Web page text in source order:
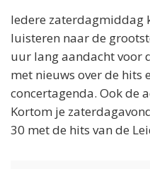
Iedere zaterdagmiddag
luisteren naar de
uur lang aandacht voor
met nieuws over de hits
concertagenda. Ook de
Kortom je
30 met de hits van de